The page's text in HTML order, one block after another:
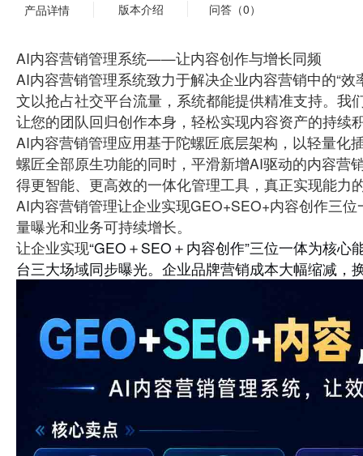
产品详情 版本介绍 问答（0）
AI内容营销管理系统——让内容创作与增长同频
AI内容营销管理系统致力于解决企业内容营销中的“
文以抢占社交平台流量，系统都能提供精准支持。
让您的团队回归创作本身，轻松实现内容资产的持续
AI内容营销管理应用基于陀螺匠底层架构，以轻量化
螺匠全部原生功能的同时，平滑新增AI驱动的内容营
得更智能、更高效的一体化管理工具，真正实现能
AI内容营销管理让企业实现GEO+SEO+内容创作三
量曝光和业务可持续增长。
让企业实现“GEO＋SEO＋内容创作”三位一体为核
台三大场域同步曝光。企业品牌营销成本大幅缩减，